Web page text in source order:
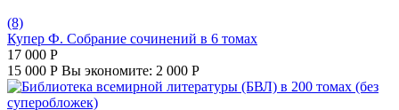
(8)
Купер Ф. Собрание сочинений в 6 томах
17 000 Р
15 000 Р Вы экономите: 2 000 Р